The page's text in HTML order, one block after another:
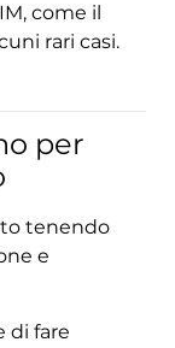
come il
rari casi.
per
tenendo
e
di fare